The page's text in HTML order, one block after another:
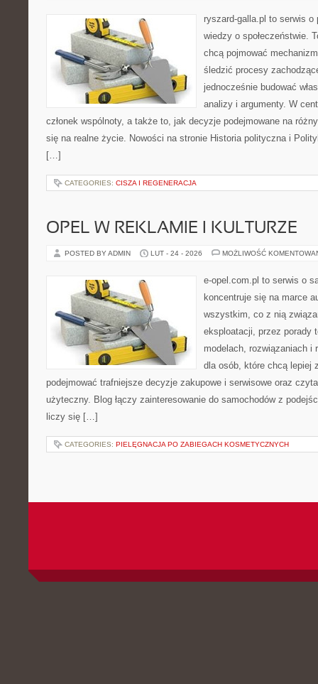
ryszard-galla.pl to serwis
wiedzy o społeczeństwie.
chcą pojmować
śledzić procesy
jednocześnie budować
analizy i argumenty. W
członek wspólnoty, a także to, jak decyzje podejmowane na
się na realne życie. Nowości na stronie Historia polityczna i
[…]
CATEGORIES: CISZA I REGENERACJA
OPEL W REKLAMIE I KULTURZE
POSTED BY ADMIN LUT - 24 - 2026 MOŻLIWOŚĆ
e-opel.com.pl to serwis o
koncentruje się na marce
wszystkim, co z nią
eksploatacji, przez porady
modelach, rozwiązaniach i
dla osób, które chcą lepiej
podejmować trafniejsze decyzje zakupowe i serwisowe oraz
użyteczny. Blog łączy zainteresowanie do samochodów z
liczy się […]
CATEGORIES: PIELĘGNACJA PO ZABIEGACH KOSMETYCZNYCH